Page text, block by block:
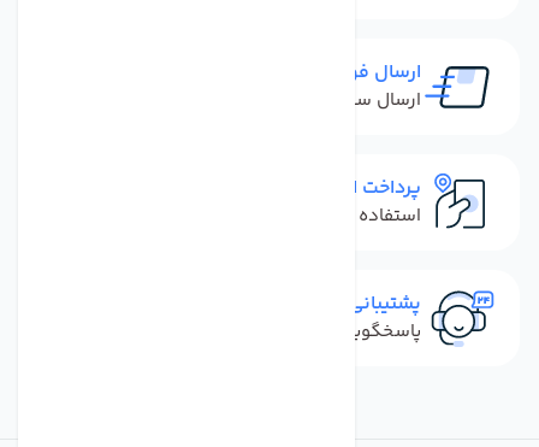
ارسال فوری
ارسال سفارش در کمترین زمان ممکن
پرداخت امن
استفاده از روش‌های پرداخت امن
پشتیبانی سریع
پاسخگویی سریع به تماس‌ها و پیام‌ها